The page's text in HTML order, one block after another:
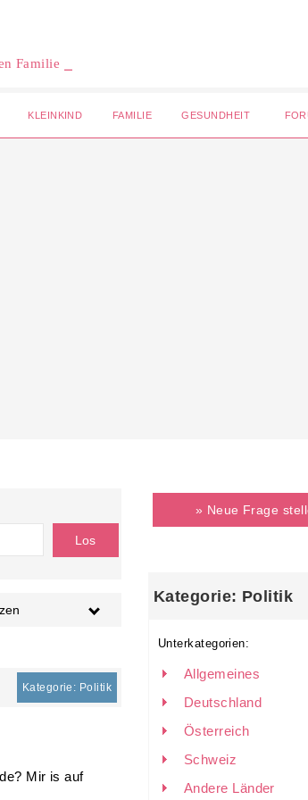
Familie ⎯
KLEINKIND FAMILIE GESUNDHEIT
Kategorie: Politik
Mir is auf
» Neue Frage
Kategorie: Politik
Unterkategorien:
Allgemeines
Deutschland
Österreich
Schweiz
Andere Länder